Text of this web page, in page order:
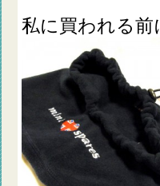
私に買われる